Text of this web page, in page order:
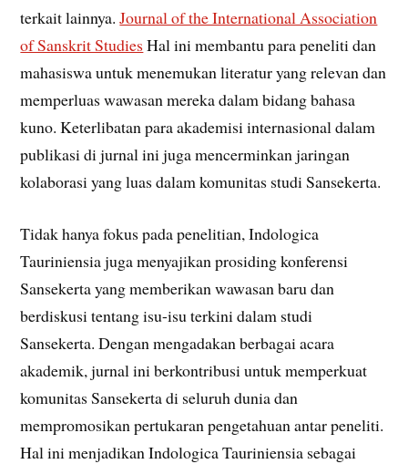
terkait lainnya.Journal of the International Association
of Sanskrit Studies Hal ini membantu para peneliti dan
mahasiswa untuk menemukan literatur yang relevan dan
memperluas wawasan mereka dalam bidang bahasa
kuno. Keterlibatan para akademisi internasional dalam
publikasi di jurnal ini juga mencerminkan jaringan
kolaborasi yang luas dalam komunitas studi Sansekerta.
Tidak hanya fokus pada penelitian, Indologica
Tauriniensia juga menyajikan prosiding konferensi
Sansekerta yang memberikan wawasan baru dan
berdiskusi tentang isu-isu terkini dalam studi
Sansekerta. Dengan mengadakan berbagai acara
akademik, jurnal ini berkontribusi untuk memperkuat
komunitas Sansekerta di seluruh dunia dan
mempromosikan pertukaran pengetahuan antar peneliti.
Hal ini menjadikan Indologica Tauriniensia sebagai